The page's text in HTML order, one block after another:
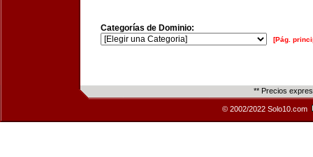
Categorías de Dominio:
[Pág.
** Precios
© 2002/2022 Solo10.com